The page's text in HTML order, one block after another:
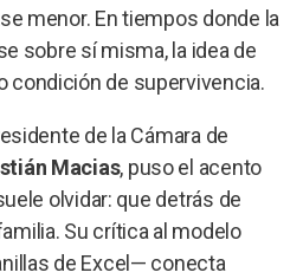
menor. En tiempos donde la
sobre sí misma, la idea de
condición de supervivencia.
de la Cámara de
Macias, puso el acento
olvidar: que detrás de
Su crítica al modelo
de Excel— conecta